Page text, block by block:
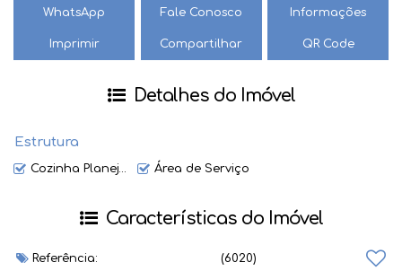
Valor e disponibilidade sujeitos a alteração sem aviso prévio.''
WhatsApp Fale Conosco Informações
Imprimir Compartilhar QR Code
Detalhes do Imóvel
Estrutura
Cozinha Planejada Área de Serviço
Características do Imóvel
Referência:
(6020)